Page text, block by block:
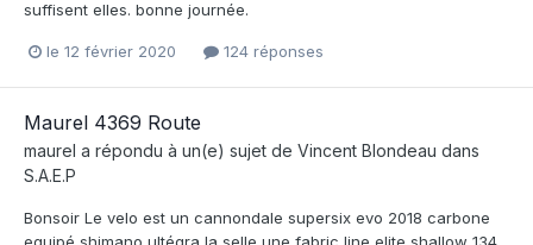
suffisent elles. bonne journée.
le 12 février 2020 124 réponses
Maurel 4369 Route
maurel a répondu à un(e) sujet de Vincent Blondeau dans
S.A.E.P
Bonsoir Le velo est un cannondale supersix evo 2018 carbone
equipé shimano ultégra la selle une fabric line elite shallow 134